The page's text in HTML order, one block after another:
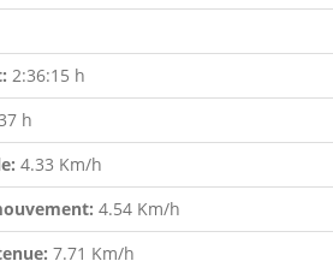
2:36:15 h
h
4.33 Km/h
4.54 Km/h
7.71 Km/h